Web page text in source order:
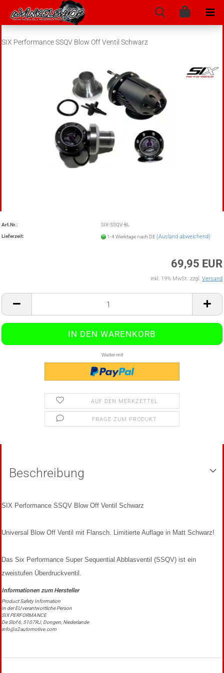
SIX Performance SSQV Blow Off Ventil Schwarz
Art.Nr.: SIX-SSQV-BL
Lieferzeit: 1-4 Werktage nach DE(Ausland abweichend)
69,95 EUR
inkl. 19% MwSt. zzgl. Versand
Weiter mit
AUF DEN MERKZETTEL
FRAGE ZUM PRODUKT
Beschreibung
SIX Performance SSQV Blow Off Ventil Schwarz
Universal Blow Off Ventil mit Flansch. Limitierte Auflage in Matt Schwarz!
Das Six Performance Super Sequential Abblasventil (SSQV) ist ein
zweistufen Überdruckventil.
Product Safety Information
In der EU verantwortliche Person
SIX PERFORMANCE
De Slof 6, 5107RJ, Dongen, Niederlande
info@s2automotive.com